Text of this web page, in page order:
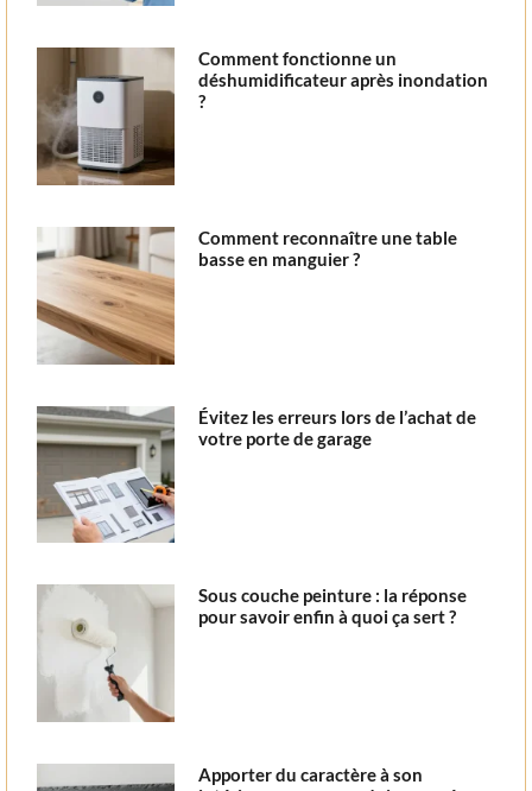
Comment fonctionne un
déshumidificateur après inondation
?
Comment reconnaître une table
basse en manguier ?
Évitez les erreurs lors de l’achat de
votre porte de garage
Sous couche peinture : la réponse
pour savoir enfin à quoi ça sert ?
Apporter du caractère à son